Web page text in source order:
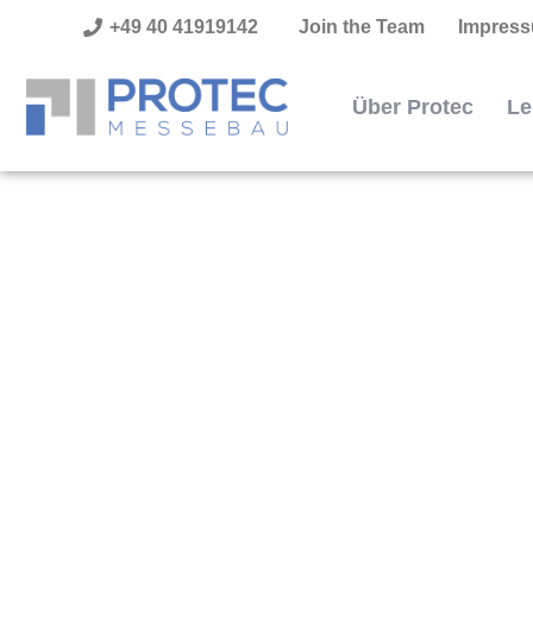
+49 40 41919142 Join the Team
Über Protec